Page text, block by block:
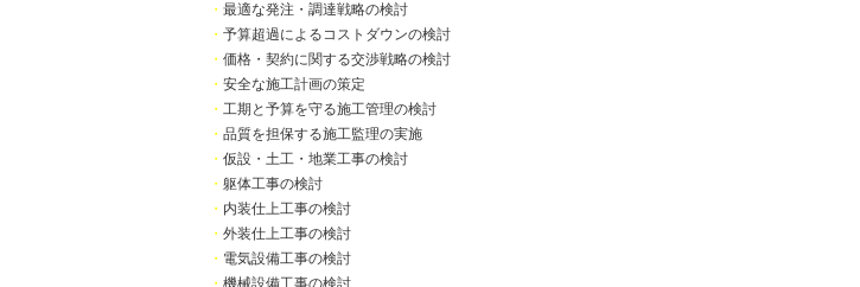
・ 最適な発注・調達戦略の検討
・ 予算超過によるコストダウンの検討
・ 価格・契約に関する交渉戦略の検討
・ 安全な施工計画の策定
・ 工期と予算を守る施工管理の検討
・ 品質を担保する施工監理の実施
・ 仮設・土工・地業工事の検討
・ 躯体工事の検討
・ 内装仕上工事の検討
・ 外装仕上工事の検討
・ 電気設備工事の検討
・ 機械設備工事の検討